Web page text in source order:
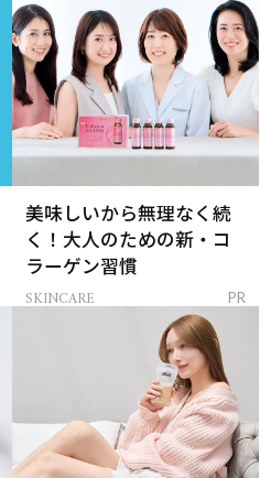
美味しいから無理なく続
く！大人のための新・コ
ラーゲン習慣
SKINCARE PR